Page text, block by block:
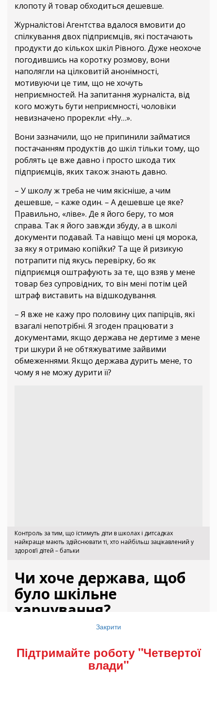
клопоту й товар обходиться дешевше.
Журналістові Агентства вдалося вмовити до
спілкування двох підприємців, які постачають
продукти до кількох шкіл Рівного. Дуже неохоче
погодившись на коротку розмову, вони
наполягли на цілковитій анонімності,
мотивуючи це тим, що не хочуть
неприємностей. На запитання журналіста, від
кого можуть бути неприємності, чоловіки
невизначено прорекли: «Ну…».
Вони зазначили, що не припинили займатися
постачанням продуктів до шкіл тільки тому, що
роблять це вже давно і просто шкода тих
підприємців, яких також знають давно.
– У школу ж треба не чим якісніше, а чим
дешевше, – каже один. – А дешевше це яке?
Правильно, «ліве». Де я його беру, то моя
справа. Так я його завжди збуду, а в школі
документи подавай. Та навіщо мені ця морока,
за яку я отримаю копійки? Та ще й ризикую
потрапити під якусь перевірку, бо як
підприємця оштрафують за те, що взяв у мене
товар без супровідних, то він мені потім цей
штраф виставить на відшкодування.
– Я вже не кажу про половину цих папірців, які
взагалі непотрібні. Я згоден працювати з
документами, якщо держава не дертиме з мене
три шкури й не обтяжуватиме зайвими
обмеженнями. Якщо держава дурить мене, то
чому я не можу дурити її?
Контроль за тим, що їстимуть діти в школах і дитсадках
найкраще мають здійснювати ті, хто найбільш зацікавлений у
здоров’ї дітей – батьки
Чи хоче держава, щоб
було шкільне
харчування?
Таке запитання задавали підприємці, з якими
відповідали: «Замість чіткої відповіді від
держави ми бачимо тільки посилення
Закрити
Підтримайте роботу "Четвертої
влади"